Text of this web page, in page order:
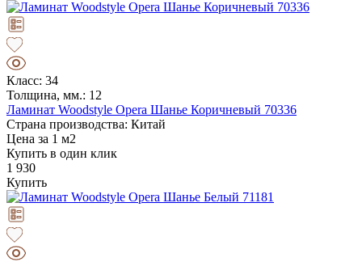
Класс: 34
Толщина, мм.: 12
Ламинат Woodstyle Opera Шанье Коричневый 70336
Страна производства: Китай
Цена за 1 м2
Купить в один клик
1 930
Купить